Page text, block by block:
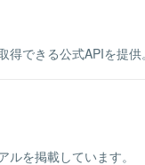
できる公式APIを提供。
を掲載しています。